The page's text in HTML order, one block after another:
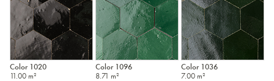
Color 1020
11.00 m²
Color 1096
8.71 m²
Color 1036
7.00 m²